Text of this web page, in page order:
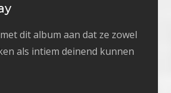
dit album aan dat ze zowel
als intiem deinend kunnen